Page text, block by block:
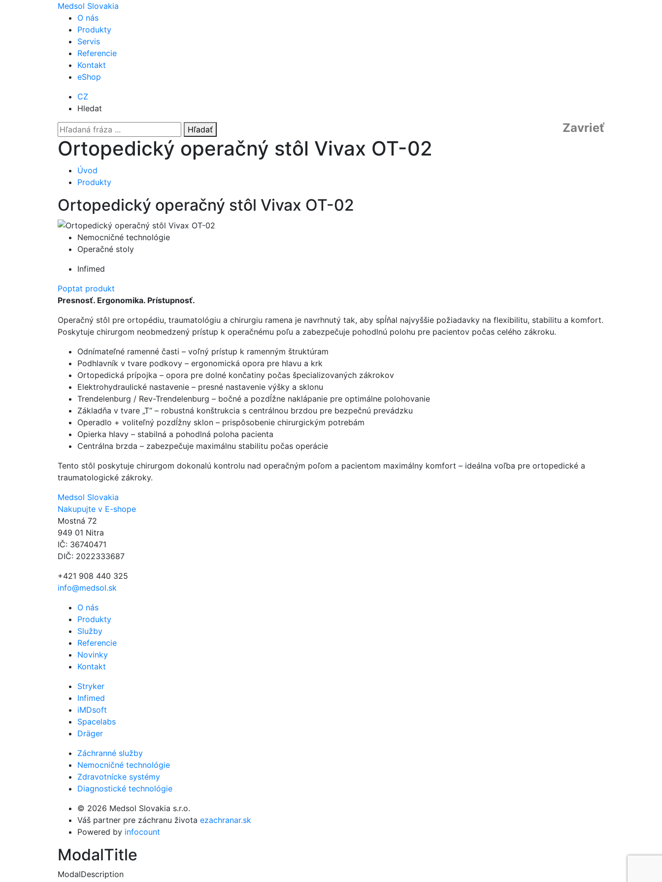
Medsol Slovakia
O nás
Produkty
Servis
Referencie
Kontakt
eShop
CZ
Hledat
Hľadať Zavrieť
Ortopedický operačný stôl Vivax OT-02
Úvod
Produkty
Ortopedický operačný stôl Vivax OT-02
Nemocničné technológie
Operačné stoly
Infimed
Poptat produkt
Presnosť. Ergonomika. Prístupnosť.
Operačný stôl pre ortopédiu, traumatológiu a chirurgiu ramena je navrhnutý tak, aby spĺňal najvyššie požiadavky na flexibilitu, stabilitu a komfort.
Poskytuje chirurgom neobmedzený prístup k operačnému poľu a zabezpečuje pohodlnú polohu pre pacientov počas celého zákroku.
Odnímateľné ramenné časti – voľný prístup k ramenným štruktúram
Podhlavník v tvare podkovy – ergonomická opora pre hlavu a krk
Ortopedická prípojka – opora pre dolné končatiny počas špecializovaných zákrokov
Elektrohydraulické nastavenie – presné nastavenie výšky a sklonu
Trendelenburg / Rev-Trendelenburg – bočné a pozdĺžne naklápanie pre optimálne polohovanie
Základňa v tvare „T“ – robustná konštrukcia s centrálnou brzdou pre bezpečnú prevádzku
Operadlo + voliteľný pozdĺžny sklon – prispôsobenie chirurgickým potrebám
Opierka hlavy – stabilná a pohodlná poloha pacienta
Centrálna brzda – zabezpečuje maximálnu stabilitu počas operácie
Tento stôl poskytuje chirurgom dokonalú kontrolu nad operačným poľom a pacientom maximálny komfort – ideálna voľba pre ortopedické a
traumatologické zákroky.
Medsol Slovakia
Nakupujte v E-shope
Mostná 72
949 01 Nitra
IČ: 36740471
DIČ: 2022333687
+421 908 440 325
info@medsol.sk
O nás
Produkty
Služby
Referencie
Novinky
Kontakt
Stryker
Infimed
iMDsoft
Spacelabs
Dräger
Záchranné služby
Nemocničné technológie
Zdravotnícke systémy
Diagnostické technológie
© 2026 Medsol Slovakia s.r.o.
Váš partner pre záchranu života ezachranar.sk
Powered by infocount
ModalTitle
ModalDescription